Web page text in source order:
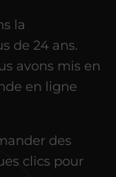
la
de 24 ans.
avons mis en
en ligne
des
clics pour